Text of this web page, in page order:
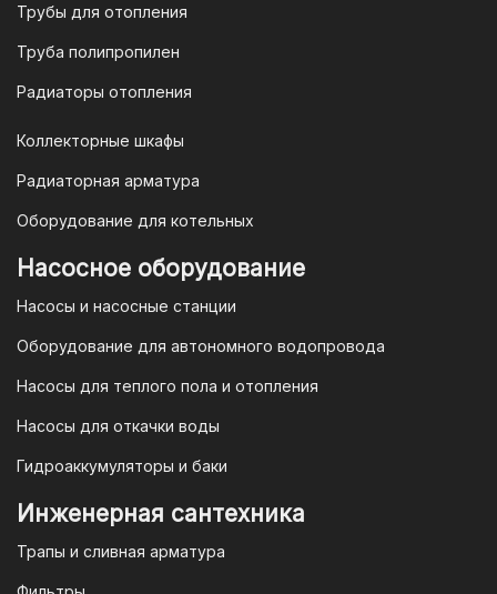
электронную почту
opt@mail.ru
Гарантия и условия гарантии
магазине "TIM-com Россия" Вы можете
быть уверены в том, что мы действуем
в рамках действующего
Законодательства Российской
Федерации и Ваши права, как
отопительной техники (котлы, газовые
монтажа, необходимо вызывать
специалиста из
Трубы для отопления
Труба полипропилен
Радиаторы отопления
Коллекторные шкафы
Радиаторная арматура
Оборудование для котельных
Насосное оборудование
Насосы и насосные станции
Оборудование для автономного водопровода
Насосы для теплого пола и отопления
Насосы для откачки воды
Гидроаккумуляторы и баки
Инженерная сантехника
Трапы и сливная арматура